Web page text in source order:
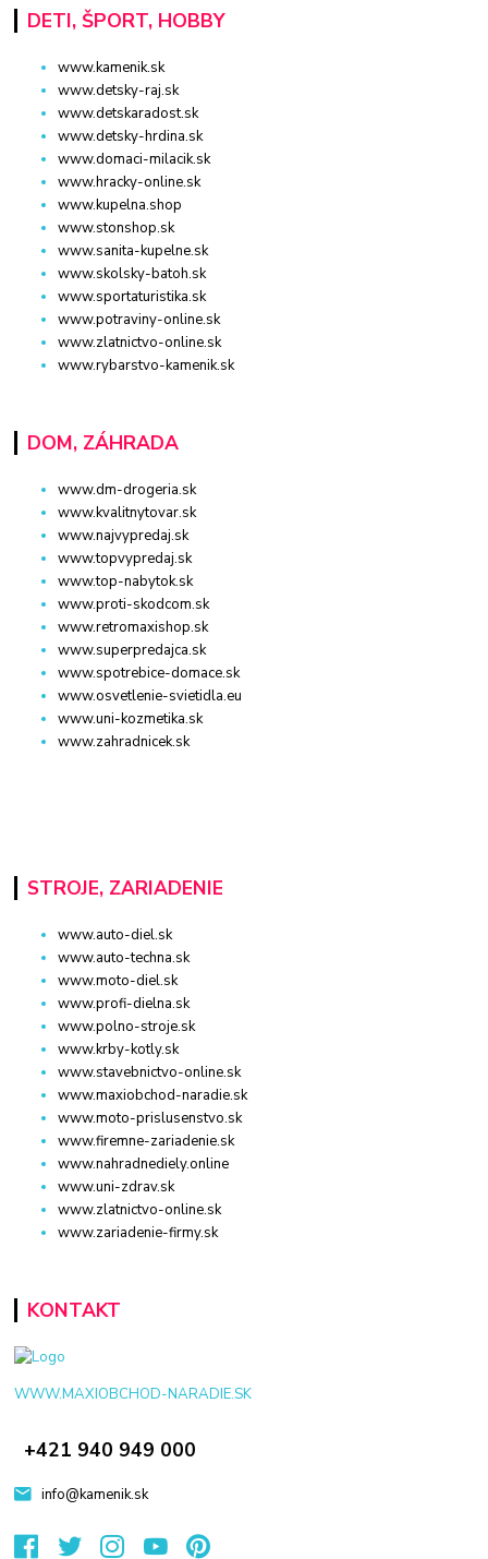
DETI, ŠPORT, HOBBY
www.kamenik.sk
www.detsky-raj.sk
www.detskaradost.sk
www.detsky-hrdina.sk
www.domaci-milacik.sk
www.hracky-online.sk
www.kupelna.shop
www.stonshop.sk
www.sanita-kupelne.sk
www.skolsky-batoh.sk
www.sportaturistika.sk
www.potraviny-online.sk
www.zlatnictvo-online.sk
www.rybarstvo-kamenik.sk
DOM, ZÁHRADA
www.dm-drogeria.sk
www.kvalitnytovar.sk
www.najvypredaj.sk
www.topvypredaj.sk
www.top-nabytok.sk
www.proti-skodcom.sk
www.retromaxishop.sk
www.superpredajca.sk
www.spotrebice-domace.sk
www.osvetlenie-svietidla.eu
www.uni-kozmetika.sk
www.zahradnicek.sk
STROJE, ZARIADENIE
www.auto-diel.sk
www.auto-techna.sk
www.moto-diel.sk
www.profi-dielna.sk
www.polno-stroje.sk
www.krby-kotly.sk
www.stavebnictvo-online.sk
www.maxiobchod-naradie.sk
www.moto-prislusenstvo.sk
www.firemne-zariadenie.sk
www.nahradnediely.online
www.uni-zdrav.sk
www.zlatnictvo-online.sk
www.zariadenie-firmy.sk
KONTAKT
WWW.MAXIOBCHOD-NARADIE.SK
+421 940 949 000
info@kamenik.sk